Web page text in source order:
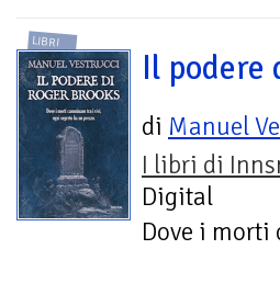
LIBRI
Il podere
di Manuel
I libri di
Digital
Dove i morti